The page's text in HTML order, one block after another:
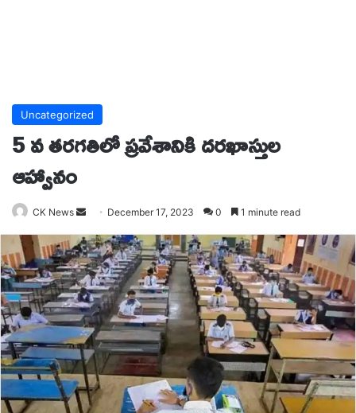
Uncategorized
5 వ తరగతిలో ప్రవేశానికి దరఖాస్తుల
ఆహ్వానం
CK News
Send
email
December 17, 2023 0 1 minute read